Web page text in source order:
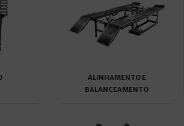
ALINHAMENTO E
BALANCEAMENTO